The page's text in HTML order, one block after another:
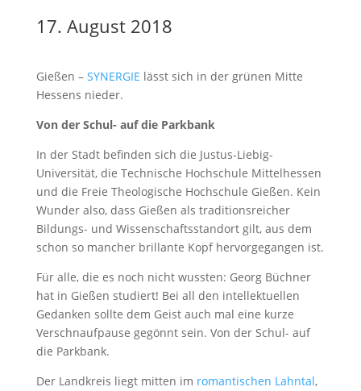
17. August 2018
Gießen – SYNERGIE lässt sich in der grünen Mitte
Hessens nieder.
Von der Schul- auf die Parkbank
In der Stadt befinden sich die Justus-Liebig-
Universität, die Technische Hochschule Mittelhessen
und die Freie Theologische Hochschule Gießen. Kein
Wunder also, dass Gießen als traditionsreicher
Bildungs- und Wissenschaftsstandort gilt, aus dem
schon so mancher brillante Kopf hervorgegangen ist.
Für alle, die es noch nicht wussten: Georg Büchner
hat in Gießen studiert! Bei all den intellektuellen
Gedanken sollte dem Geist auch mal eine kurze
Verschnaufpause gegönnt sein. Von der Schul- auf
die Parkbank.
Der Landkreis liegt mitten im romantischen Lahntal,